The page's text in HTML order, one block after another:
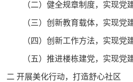
（二）健全规章制度，实现党
（三）创新教育载体，实现党
（四）创新工作方法，实现党
（五）推进楼栋建党，实现党
二 开展美化行动，打造舒心社区